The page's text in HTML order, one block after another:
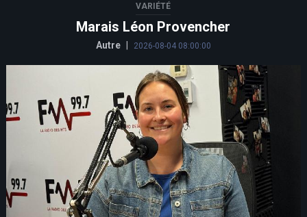
VARIÉTÉ
Marais Léon Provencher
Autre 2026-08-04 08:00:00